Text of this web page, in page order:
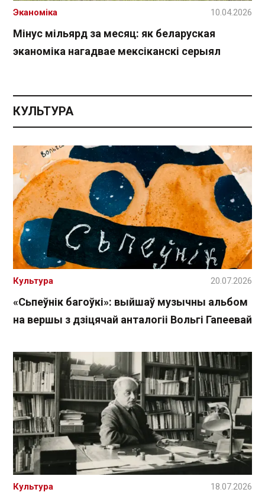
Мінус мільярд за месяц: як беларуская
эканоміка нагадвае мексіканскі серыял
Эканоміка 10.04.2026
КУЛЬТУРА
«Сьпеўнік багоўкі»: выйшаў музычны альбом
на вершы з дзіцячай анталогіі Вольгі Гапеевай
Культура 20.07.2026
Культура 18.07.2026